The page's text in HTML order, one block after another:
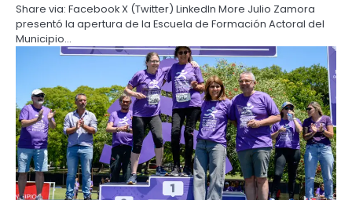
Share via: Facebook X (Twitter) LinkedIn More Julio Zamora
presentó la apertura de la Escuela de Formación Actoral del
Municipio…